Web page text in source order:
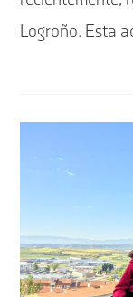
Logroño. Esta